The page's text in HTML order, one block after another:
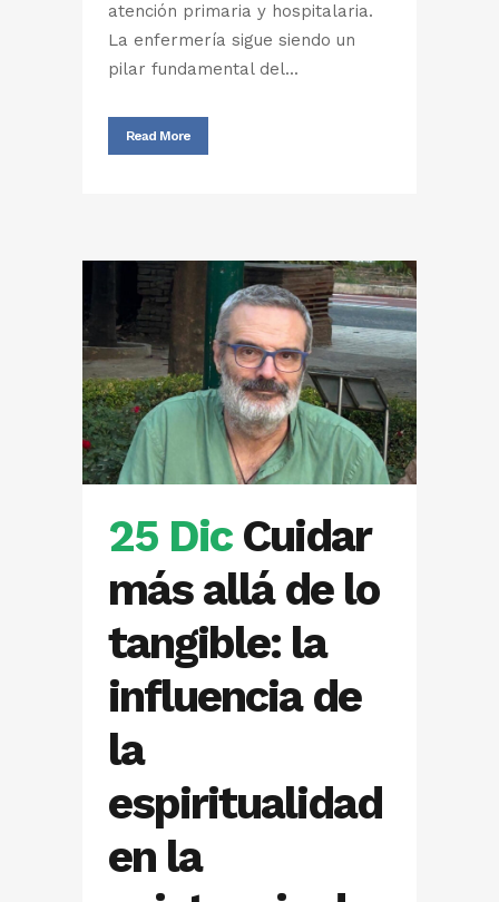
atención primaria y hospitalaria.
La enfermería sigue siendo un
pilar fundamental del...
Read More
25 Dic Cuidar
más allá de lo
tangible: la
influencia de
la
espiritualidad
en la